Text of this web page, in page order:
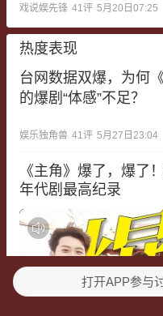
戏说娱先锋 41评 5月20日07:25
热度表现
台网数据双爆，为何《
的爆剧“体感”不足？
娱乐独角兽 41 评 5月27日23:04
《主角》爆了，爆了
年代剧最高纪录
打开APP参与